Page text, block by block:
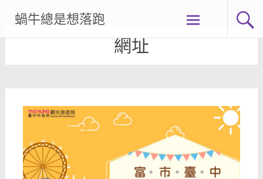
content
蝸牛總是想落跑
網址